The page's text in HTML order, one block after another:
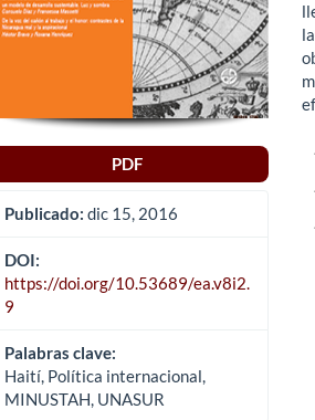
PDF
Publicado: dic 15, 2016
DOI:
https://doi.org/10.53689/ea.v8i2.
9
Palabras clave:
Haití, Política internacional,
MINUSTAH, UNASUR